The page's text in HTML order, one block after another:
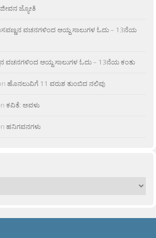
ಜ್ಯೋತಿ
ವಚನಗಳಿಂದ ಆಯ್ದ ಸಾಲುಗಳ ಓದು – 13ನೆಯ
ವಚನಗಳಿಂದ ಆಯ್ದ ಸಾಲುಗಳ ಓದು – 13ನೆಯ ಕಂತು
ಹೊನಲುವಿಗೆ 11 ವರುಶ ತುಂಬಿದ ನಲಿವು
ಕವಿತೆ: ಅವಳು
ಹನಿಗವನಗಳು